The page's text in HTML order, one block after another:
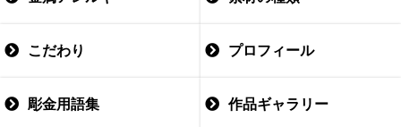
こだわり プロフィール
彫金用語集 作品ギャラリー